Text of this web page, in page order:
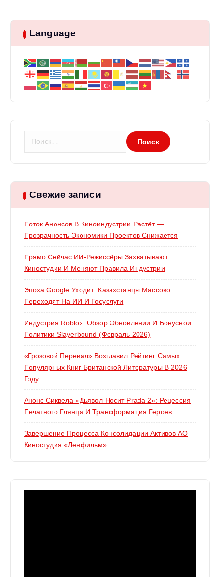
Language
и
: Свежие записи
Поток Анонсов В Киноиндустрии Растёт —
Прозрачность Экономики Проектов Снижается
Прямо Сейчас ИИ-Режиссёры Захватывают
Киностудии И Меняют Правила Индустрии
Эпоха Google Уходит: Казахстанцы Массово
Переходят На ИИ И Госуслуги
Индустрия Roblox: Обзор Обновлений И Бонусной
Политики Slayerbound (февраль 2026)
«Грозовой Перевал» Возглавил Рейтинг Самых
Популярных Книг Британской Литературы В 2026
Году
Анонс Сиквела «Дьявол Носит Prada 2»: Рецессия
Печатного Глянца И Трансформация Героев
Завершение Процесса Консолидации Активов АО
Киностудия «Ленфильм»